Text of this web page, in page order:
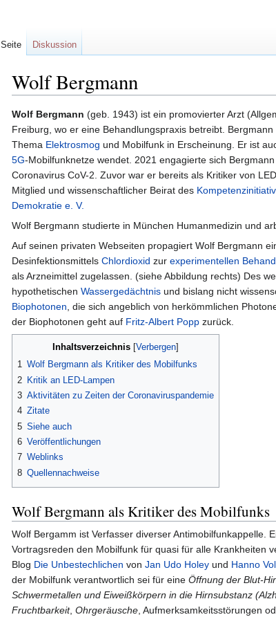
Wolf Bergmann
Zur
Navigation
springen
Zur
Suche
springen
Wolf Bergmann (geb. 1943) ist ein promovierter Arzt
Freiburg, wo er eine Behandlungspraxis betreibt.
Thema Elektrosmog und Mobilfunk in Erscheinung. Er ist
5G-Mobilfunknetze wendet. 2021 engagierte sich
Coronavirus CoV-2. Zuvor war er bereits als Kritiker von
Mitglied und wissenschaftlicher Beirat des
Demokratie e. V.
Wolf Bergmann studierte in München Humanmedizin und
Auf seinen privaten Webseiten propagiert Wolf Bergmann
Desinfektionsmittels Chlordioxid zur experimentellen
als Arzneimittel zugelassen. (siehe Abbildung rechts) Des
hypothetischen Wassergedächtnis und bislang nicht
Biophotonen, die sich angeblich von herkömmlichen
der Biophotonen geht auf Fritz-Albert Popp zurück.
Inhaltsverzeichnis
1 Wolf Bergmann als Kritiker des Mobilfunks
2 Kritik an LED-Lampen
3 Aktivitäten zu Zeiten der Coronaviruspandemie
4 Zitate
5 Siehe auch
6 Veröffentlichungen
7 Weblinks
8 Quellennachweise
Wolf Bergmann als Kritiker des Mobilfunks
Wolf Bergamm ist Verfasser diverser Antimobilfunkappelle.
Vortragsreden den Mobilfunk für quasi für alle Krankheiten
Blog Die Unbestechlichen von Jan Udo Holey und Hanno
der Mobilfunk verantwortlich sei für eine Öffnung der Blut-
Schwermetallen und Eiweißkörpern in die Hirnsubstanz
Fruchtbarkeit, Ohrgeräusche, Aufmerksamkeitsstörungen
Seite Diskussion